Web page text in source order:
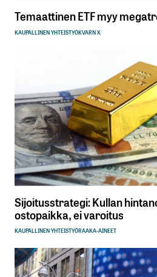
Temaattinen ETF myy
KAUPALLINEN YHTEISTYÖKVARN X
Sijoitusstrategi: Kullan
ostopaikka, ei varoitus
KAUPALLINEN YHTEISTYÖRAAKA-AINEET